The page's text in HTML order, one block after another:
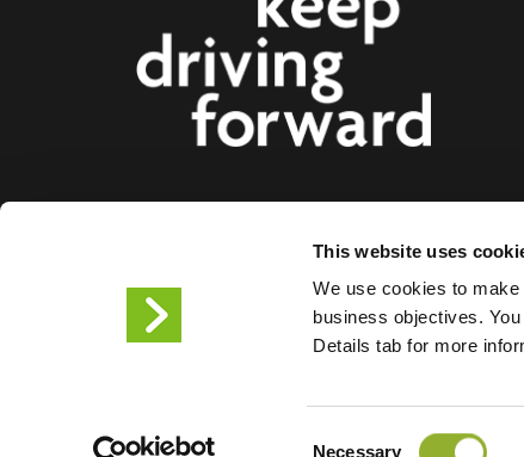
This website uses
We use cookies to
business objectives.
Details tab for more
Necessary
busseille ja kuorma-autoille kuluttajille, yrityksille
Kokonaisvaltaiset latausratkaisumme
kaupunkeja tarjoamaan sähköautoilijoiden
infrastruktuuria, ja tuotteidemme skaalautuvuus